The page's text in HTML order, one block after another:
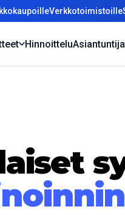
Verkkotoimistoille
Hinnoittelu